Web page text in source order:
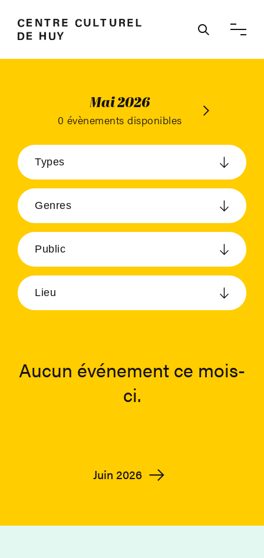
Ouvrir /
Mai 2026
0 évènements disponibles Juin 2026
Types
Genres
Public
Lieu
Aucun événement ce mois-
ci.
Juin 2026